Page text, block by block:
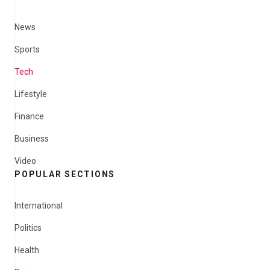
News
Sports
Tech
Lifestyle
Finance
Business
Video
POPULAR SECTIONS
International
Politics
Health